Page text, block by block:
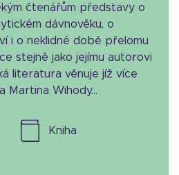
čtenářům představy o
dávnověku, o
i o neklidné době přelomu
stejně jako jejímu autorovi
literatura věnuje jíž více
Martina Wihody...
kniha